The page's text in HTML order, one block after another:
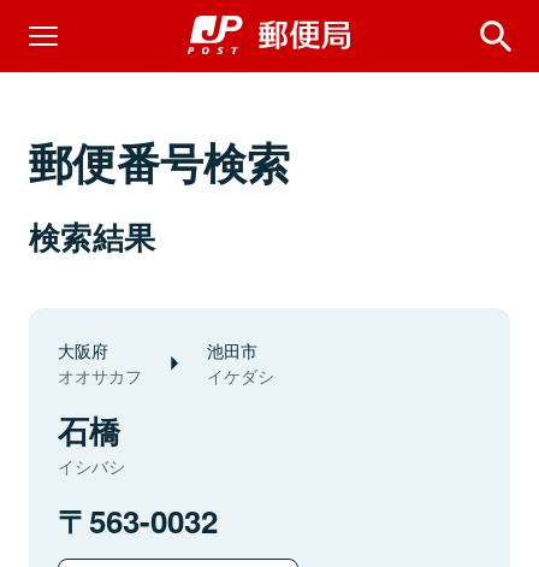
郵便番号検索
検索結果
大阪府
オオサカフ
池田市
イケダシ
石橋
イシバシ
563-0032